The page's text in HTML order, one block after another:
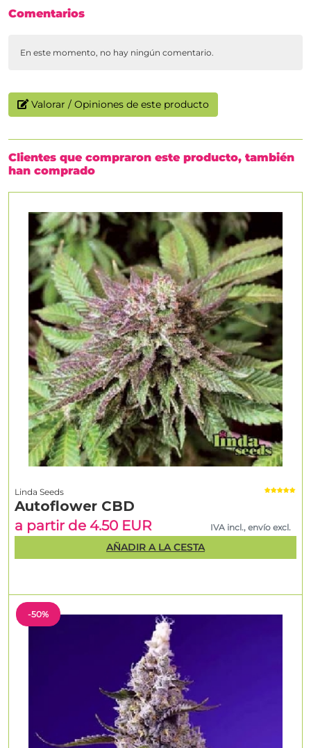
Comentarios
En este momento, no hay ningún comentario.
Valorar / Opiniones de este producto
Clientes que compraron este producto, también
han comprado
-50%
Linda Seeds
Autoflower CBD
a partir de 4.50 EUR
IVA incl., envío excl.
AÑADIR A LA CESTA